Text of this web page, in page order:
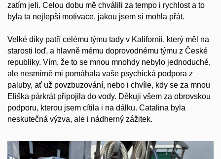
zatím jeli. Celou dobu mě chválili za tempo i rychlost a to
byla ta nejlepší motivace, jakou jsem si mohla přát.
Velké díky patří celému týmu tady v Kalifornii, který měl na
starosti loď, a hlavně mému doprovodnému týmu z České
republiky. Vím, že to se mnou mnohdy nebylo jednoduché,
ale nesmírně mi pomáhala vaše psychická podpora z
paluby, ať už povzbuzování, nebo i chvíle, kdy se za mnou
Eliška párkrát připojila do vody. Děkuji všem za obrovskou
podporu, kterou jsem cítila i na dálku. Catalina byla
neskutečná výzva, ale i nádherný zážitek.